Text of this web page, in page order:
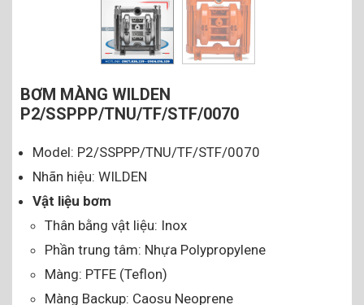
BƠM MÀNG WILDEN
P2/SSPPP/TNU/TF/STF/0070
Model: P2/SSPPP/TNU/TF/STF/0070
Nhãn hiệu: WILDEN
Vật liệu bơm
Thân bằng vật liệu: Inox
Phần trung tâm: Nhựa Polypropylene
Màng: PTFE (Teflon)
Màng Backup: Caosu Neoprene